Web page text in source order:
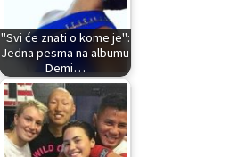
"Svi će znati o kome je":
Jedna pesma na albumu
Demi…